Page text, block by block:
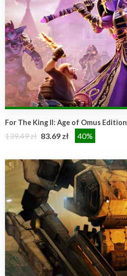
For The King II: Age of Omus Edition
139.49 zł 83.69 zł 40%